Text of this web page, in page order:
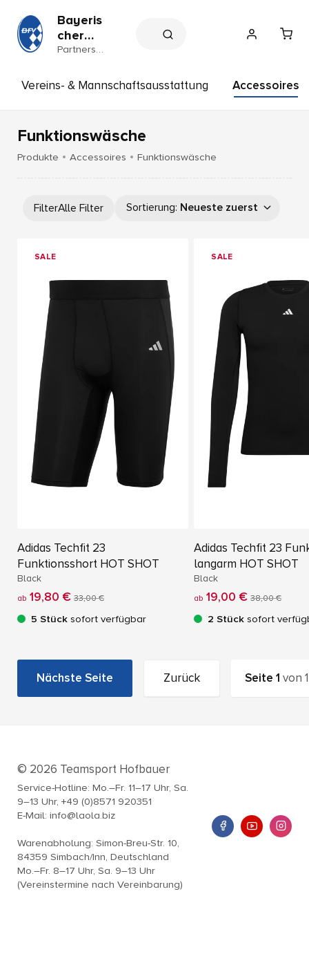
Bayeris
cher
Fußball
Verban
Partnersh
Vereins- & Mannschaftsausstattung Accessoires
Funktionswäsche
Produkte Accessoires Funktionswäsche
FilterAlle Filter Sortierung: Neueste zuerst
SALE
Adidas Techfit 23
Funktionsshort HOT SHOT
Black
ab 19,80 € 33,00 €
5 Stück sofort verfügbar
SALE
Adidas Techfit 23
langarm HOT SHOT
Black
ab 19,00 € 38,00 €
2 Stück sofort
Nächste Seite Zurück Seite1 von1
© 2026 Teamsport Hofbauer
Service-Hotline: Mo.–Fr. 11–17 Uhr, Sa.
9–13 Uhr, +49 (0)8571 920351
E-Mail: info@laola.biz
Warenabholung: Simon-Breu-Str. 10,
84359 Simbach/Inn, Deutschland
Mo.–Fr. 8–17 Uhr, Sa. 9–13 Uhr
(Vereinstermine nach Vereinbarung)